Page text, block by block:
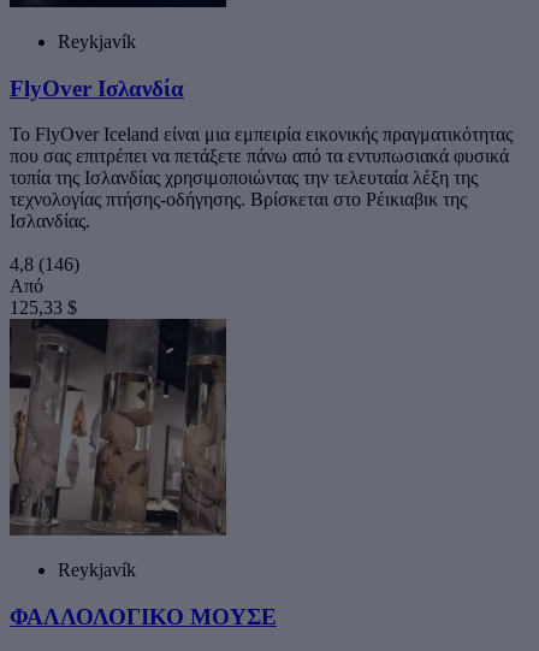
Reykjavík
FlyOver Ισλανδία
Το FlyOver Iceland είναι μια εμπειρία εικονικής πραγματικότητας
που σας επιτρέπει να πετάξετε πάνω από τα εντυπωσιακά φυσικά
τοπία της Ισλανδίας χρησιμοποιώντας την τελευταία λέξη της
τεχνολογίας πτήσης-οδήγησης. Βρίσκεται στο Ρέικιαβικ της
Ισλανδίας.
4,8 (146)
Από
125,33 $
Reykjavík
ΦΑΛΛΟΛΟΓΙΚΟ ΜΟΥΣΕ